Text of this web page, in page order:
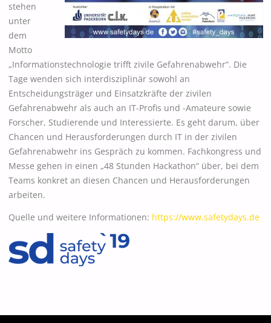
stehen
unter
dem
Motto
„Informationstechnologie trifft zivile Gefahrenabwehr“. Die
Tage wenden sich interdisziplinär sowohl an
Entscheidungsträger und Einsatzkräfte der zivilen
Gefahrenabwehr als auch an IT-Profis und -Amateure sowie
Forscher, Studierende und Interessierte. Es geht darum, über
Chancen und Herausforderungen durch IT in der zivilen
Gefahrenabwehr ins Gespräch zu kommen. Fachkongress und
Messe gehen in einen „48 Stunden Hackathon“ über, bei dem
Teams konkret an diesen Chancen und Herausforderungen
arbeiten.
Quelle und weitere Informationen: https://www.safetydays.de